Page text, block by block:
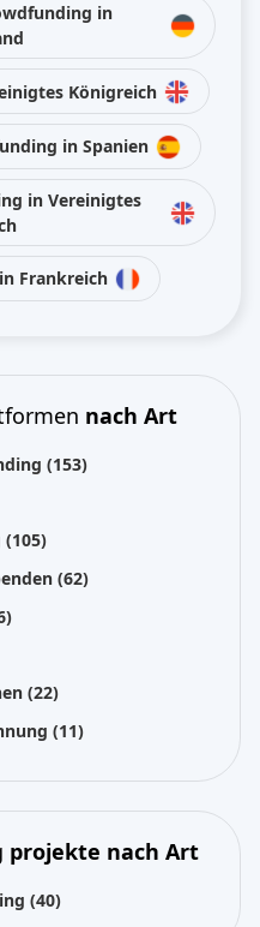
in
Königreich
in Spanien
in Vereinigtes
Frankreich
nach Art
(153)
(105)
(62)
(22)
(11)
projekte nach Art
(40)